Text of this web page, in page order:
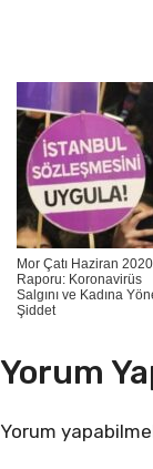
Mor Çatı Haziran 2020
Raporu: Koronavirüs
Salgını ve Kadına
Şiddet
Yorum
Yorum